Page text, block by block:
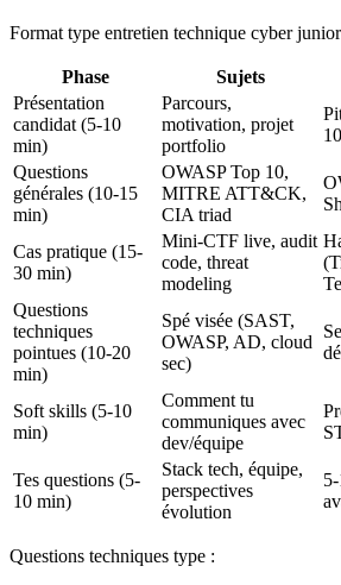
Format type entretien technique cyber
Phase Sujets
Présentation
candidat (5-10
min)
Parcours,
motivation, projet
portfolio
Questions
générales (10-15
min)
OWASP Top 10,
MITRE ATT&CK,
CIA triad
Cas pratique (15-
30 min)
Mini-CTF live, audit
code, threat
modeling
Questions
techniques
pointues (10-20
min)
Spé visée (SAST,
OWASP, AD, cloud
sec)
Soft skills (5-10
min)
Comment tu
communiques avec
dev/équipe
Tes questions (5-
10 min)
Stack tech, équipe,
perspectives
évolution
Questions techniques type :